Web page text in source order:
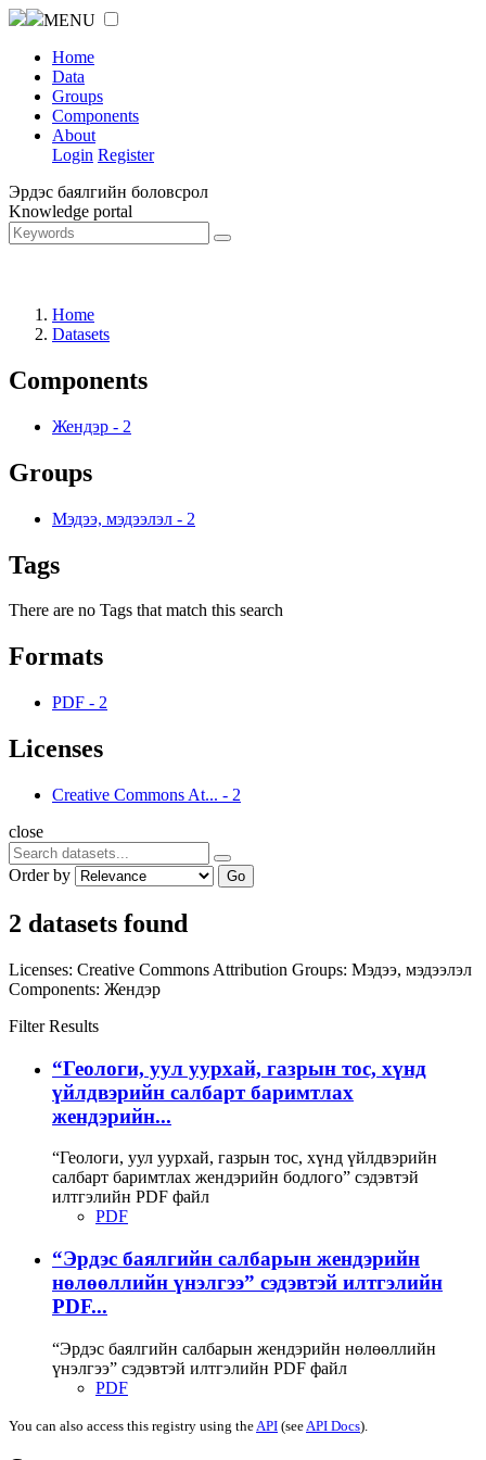
MENU
Home
Data
Groups
Components
About
Login Register
Эрдэс баялгийн боловсрол
Knowledge portal
Home
Datasets
Components
Жендэр - 2
Groups
Мэдээ, мэдээлэл - 2
Tags
There are no Tags that match this search
Formats
PDF - 2
Licenses
Creative Commons At... - 2
close
Order by Go
2 datasets found
Licenses: Creative Commons Attribution Groups: Мэдээ, мэдээлэл
Components: Жендэр
Filter Results
“Геологи, уул уурхай, газрын тос, хүнд
үйлдвэрийн салбарт баримтлах
жендэрийн...
“Геологи, уул уурхай, газрын тос, хүнд үйлдвэрийн
салбарт баримтлах жендэрийн бодлого” сэдэвтэй
илтгэлийн PDF файл
PDF
“Эрдэс баялгийн салбарын жендэрийн
нөлөөллийн үнэлгээ” сэдэвтэй илтгэлийн
PDF...
“Эрдэс баялгийн салбарын жендэрийн нөлөөллийн
үнэлгээ” сэдэвтэй илтгэлийн PDF файл
PDF
You can also access this registry using the API (see API Docs).